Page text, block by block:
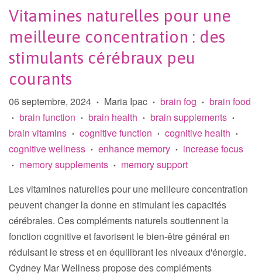
Vitamines naturelles pour une
meilleure concentration : des
stimulants cérébraux peu
courants
06 septembre, 2024 • Maria Ipac • brain fog • brain food
• brain function • brain health • brain supplements •
brain vitamins • cognitive function • cognitive health •
cognitive wellness • enhance memory • increase focus
• memory supplements •
memory support
Les vitamines naturelles pour une meilleure concentration
peuvent changer la donne en stimulant les capacités
cérébrales. Ces compléments naturels soutiennent la
fonction cognitive et favorisent le bien-être général en
réduisant le stress et en équilibrant les niveaux d'énergie.
Cydney Mar Wellness propose des compléments